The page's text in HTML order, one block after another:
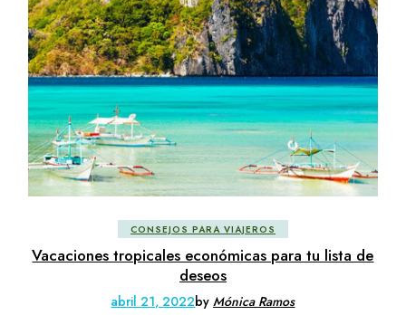
CONSEJOS PARA VIAJEROS
Vacaciones tropicales económicas para tu lista de
deseos
abril 21, 2022byMónica Ramos